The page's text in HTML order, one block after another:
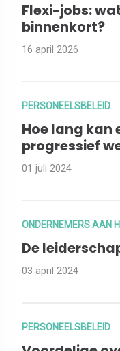
Flexi-jobs:
binnenkort?
16 april 2026
PERSONEELSBELEID
Hoe lang kan
progressief
01 juli 2024
ONDERNEMERS AAN
De
03 april 2024
PERSONEELSBELEID